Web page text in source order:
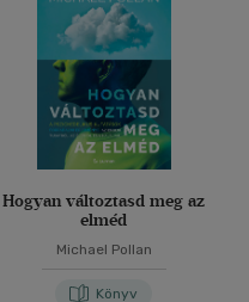
Hogyan változtasd meg az
elméd
Michael Pollan
Könyv